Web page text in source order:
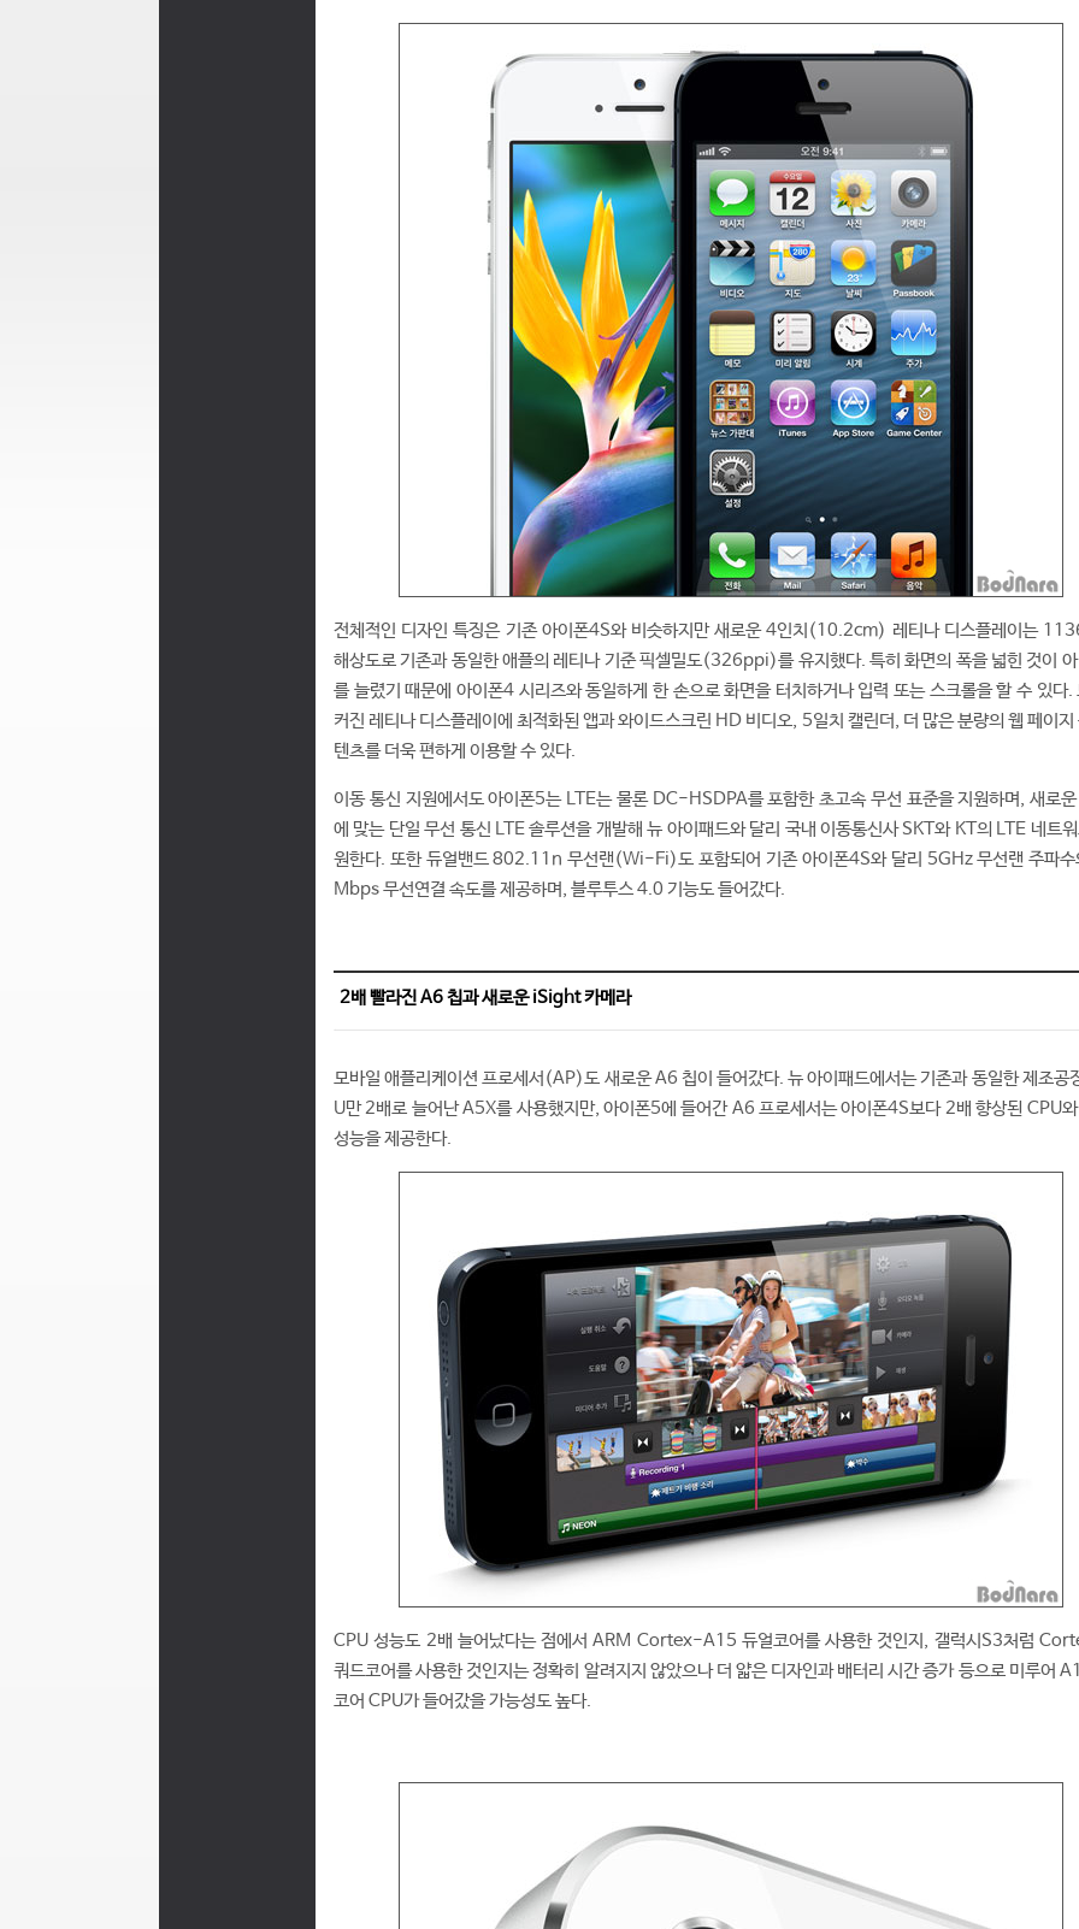
전체적인 디자인 특징은 기존 아이폰4S와 비슷하지만 새로운 4인치(10.2cm) 레티나 디스플레이는
해상도로 기존과 동일한 애플의 레티나 기준 픽셀밀도(326ppi)를 유지했다. 특히 화면의 폭을 넓힌 것이
를 늘렸기 때문에 아이폰4 시리즈와 동일하게 한 손으로 화면을 터치하거나 입력 또는 스크롤을 할 수 있다.
커진 레티나 디스플레이에 최적화된 앱과 와이드스크린 HD 비디오, 5일치 캘린더, 더 많은 분량의 웹 페이지
텐츠를 더욱 편하게 이용할 수 있다.
이동 통신 지원에서도 아이폰5는 LTE는 물론 DC-HSDPA를 포함한 초고속 무선 표준을 지원하며, 새로
에 맞는 단일 무선 통신 LTE 솔루션을 개발해 뉴 아이패드와 달리 국내 이동통신사 SKT와 KT의 LTE 네트
원한다. 또한 듀얼밴드 802.11n 무선랜(Wi-Fi)도 포함되어 기존 아이폰4S와 달리 5GHz 무선랜 주파
Mbps 무선연결 속도를 제공하며, 블루투스 4.0 기능도 들어갔다.
2배 빨라진 A6 칩과 새로운 iSight 카메라
모바일 애플리케이션 프로세서(AP)도 새로운 A6 칩이 들어갔다. 뉴 아이패드에서는 기존과 동일한 제조공
U만 2배로 늘어난 A5X를 사용했지만, 아이폰5에 들어간 A6 프로세서는 아이폰4S보다 2배 향상된 CPU
성능을 제공한다.
CPU 성능도 2배 늘어났다는 점에서 ARM Cortex-A15 듀얼코어를 사용한 것인지, 갤럭시S3처럼
쿼드코어를 사용한 것인지는 정확히 알려지지 않았으나 더 얇은 디자인과 배터리 시간 증가 등으로 미루어
코어 CPU가 들어갔을 가능성도 높다.